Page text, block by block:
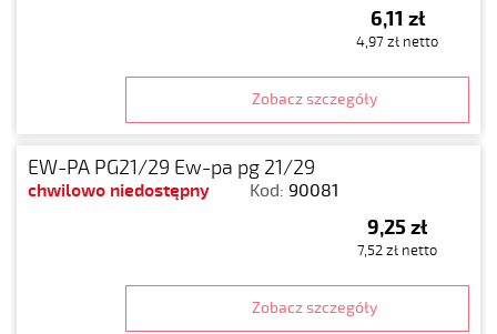
6,11 zł
4,97 zł netto
Zobacz szczegóły
EW-PA PG21/29 Ew-pa pg 21/29
chwilowo niedostępny Kod: 90081
9,25 zł
7,52 zł netto
Zobacz szczegóły